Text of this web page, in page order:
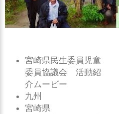
宮崎県民生委員児童
委員協議会 活動紹
介ムービー
九州
宮崎県